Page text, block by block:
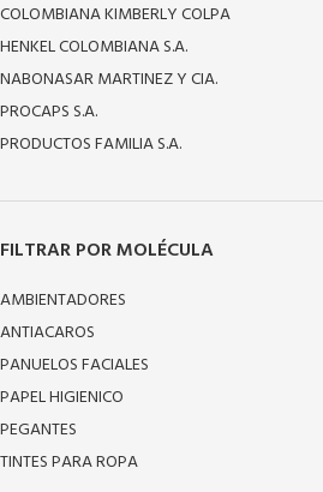
COLOMBIANA KIMBERLY COLPA
HENKEL COLOMBIANA S.A.
NABONASAR MARTINEZ Y CIA.
PROCAPS S.A.
PRODUCTOS FAMILIA S.A.
FILTRAR POR MOLÉCULA
AMBIENTADORES
ANTIACAROS
PANUELOS FACIALES
PAPEL HIGIENICO
PEGANTES
TINTES PARA ROPA